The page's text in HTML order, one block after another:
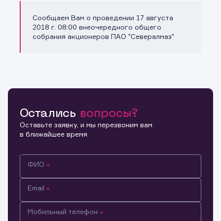
Копировать ссылку
Сообщаем Вам о проведении 17 августа
2018 г. 08:00 внеочередного общего
собрания акционеров ПАО "Севералмаз"
Остались вопросы?
Оставьте заявку, и мы перезвоним вам
в ближайшее время
ФИО
Email
Мобильный телефон